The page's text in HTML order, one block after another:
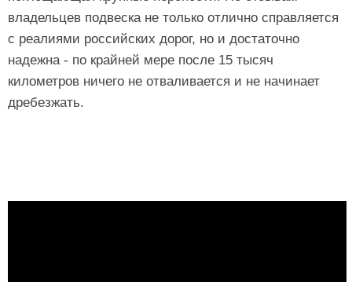
владельцев подвеска не только отлично справляется
с реалиями российских дорог, но и достаточно
надежна - по крайней мере после 15 тысяч
километров ничего не отваливается и не начинает
дребезжать.